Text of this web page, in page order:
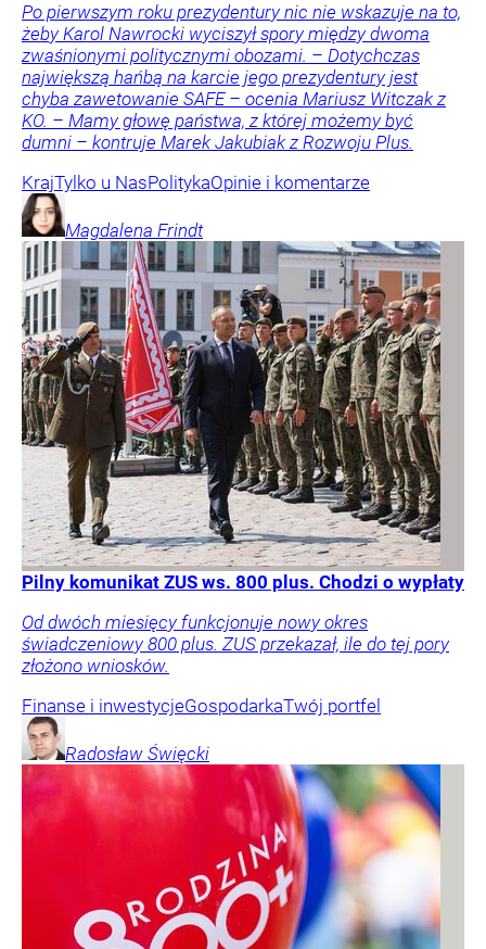
Po pierwszym roku prezydentury nic nie wskazuje na to,
żeby Karol Nawrocki wyciszył spory między dwoma
zwaśnionymi politycznymi obozami. – Dotychczas
największą hańbą na karcie jego prezydentury jest
chyba zawetowanie SAFE – ocenia Mariusz Witczak z
KO. – Mamy głowę państwa, z której możemy być
dumni – kontruje Marek Jakubiak z Rozwoju Plus.
KrajTylko u NasPolitykaOpinie i komentarze
Magdalena Frindt
Pilny komunikat ZUS ws. 800 plus. Chodzi o wypłaty
Od dwóch miesięcy funkcjonuje nowy okres
świadczeniowy 800 plus. ZUS przekazał, ile do tej pory
złożono wniosków.
Finanse i inwestycjeGospodarkaTwój portfel
Radosław Święcki